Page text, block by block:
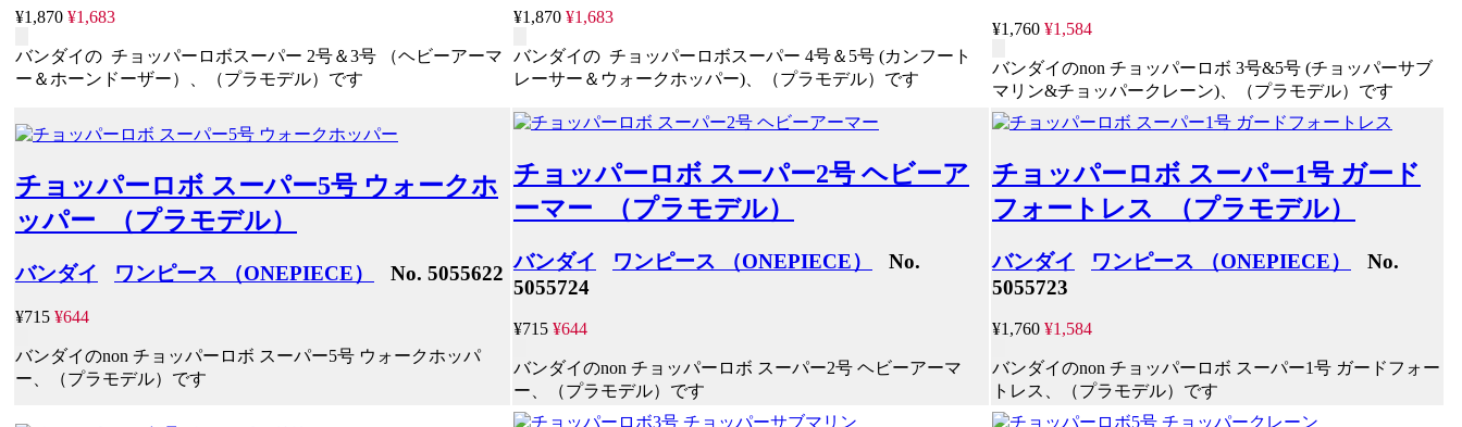
¥1,870 ¥1,683
バンダイの チョッパーロボスーパー 2号＆3号 （ヘビーアーマ
ー＆ホーンドーザー）、（プラモデル）です
¥1,870 ¥1,683
バンダイの チョッパーロボスーパー 4号＆5号 (カンフート
レーサー＆ウォークホッパー)、（プラモデル）です
¥1,760 ¥1,584
バンダイのnon チョッパーロボ 3号&5号 (チョッパーサブ
マリン&チョッパークレーン)、（プラモデル）です
チョッパーロボ スーパー5号 ウォークホ
ッパー （プラモデル）
バンダイ ワンピース （ONEPIECE） No. 5055622
¥715 ¥644
バンダイのnon チョッパーロボ スーパー5号 ウォークホッパ
ー、（プラモデル）です
チョッパーロボ スーパー2号 ヘビーア
ーマー （プラモデル）
バンダイ ワンピース （ONEPIECE）
No.
5055724
¥715 ¥644
バンダイのnon チョッパーロボ スーパー2号 ヘビーアーマ
ー、（プラモデル）です
チョッパーロボ スーパー1号 ガード
フォートレス （プラモデル）
バンダイ ワンピース （ONEPIECE）
No.
5055723
¥1,760 ¥1,584
バンダイのnon チョッパーロボ スーパー1号 ガードフォー
トレス、（プラモデル）です